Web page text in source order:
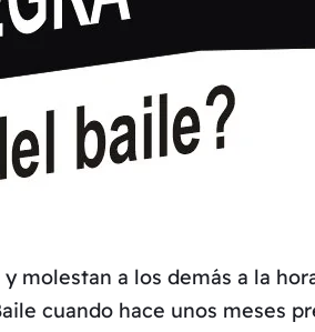
molestan a los demás a la
cuando hace unos meses